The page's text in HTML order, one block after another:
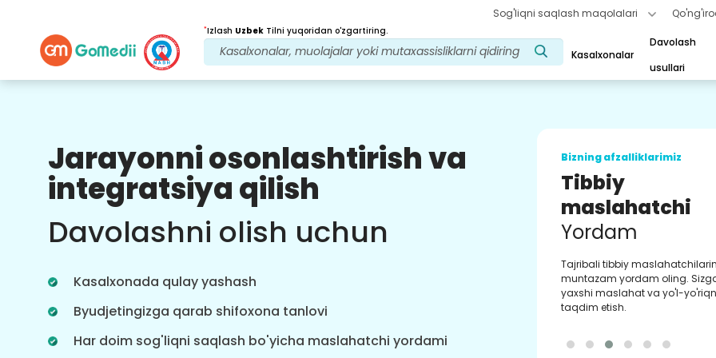
Sog'liqni saqlash maqolalari
*Izlash Uzbek Tilni yuqoridan o'zgartiring.
Kasalxonalar
Davolash
usullari
Jarayonni osonlashtirish va
integratsiya qilish
Davolashni olish uchun
Kasalxonada qulay yashash
Byudjetingizga qarab shifoxona tanlovi
Har doim sog'liqni saqlash bo'yicha maslahatchi yordami
Bizning afzalliklarimiz
Davolanishdan
keyingikuzatuv
parvarishi
muammolaringizni hal qilish uchun
24x7 tibbiy va bemorlarni qo'llab-
quvvatlang. Davolanish ehtiyojlaringiz
haqida muntazam yangilanishlar.
Bizning afzalliklarimiz
Tibbiy
maslahatchi
Yordam
Tajribali tibbiy
muntazam yordam oling.
yaxshi maslahat va yo'l-
taqdim etish.